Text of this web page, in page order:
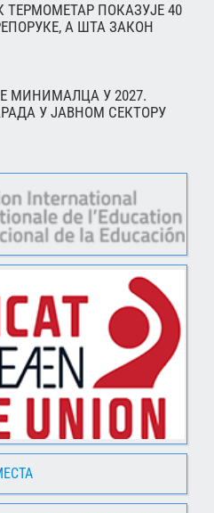
ПОКАЗУЈЕ 40
А ШТА ЗАКОН
МИНИМАЛЦА У 2027.
У ЈАВНОМ СЕКТОРУ